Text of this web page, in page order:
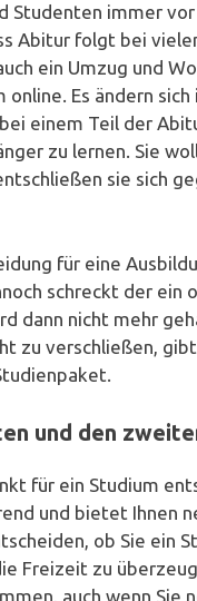
Studenten immer
Abitur folgt bei
ein Umzug und
Es ändern
einem Teil der
zu lernen. Sie
sie sich
für eine
schreckt der
dann nicht mehr
zu verschließen,
und den
für ein Studium
und bietet Ihnen
ob Sie ein
Freizeit zu
auch wenn Sie